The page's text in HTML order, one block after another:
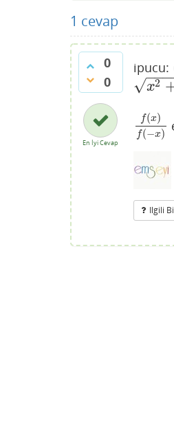
1 cevap
0
0
En İyi Cevap
ipucu:
x2
−−−
√
x2+1 −x
f(x)
f(−x)
f(x)f(−x )
Ilgili